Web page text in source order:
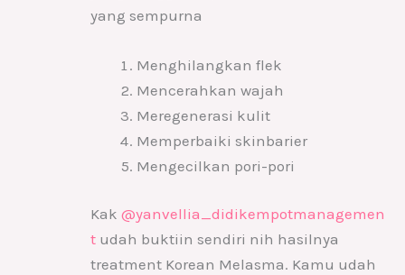
yang sempurna
Menghilangkan flek
Mencerahkan wajah
Meregenerasi kulit
Memperbaiki skinbarier
Mengecilkan pori-pori
Kak @yanvellia_didikempotmanagemen
t udah buktiin sendiri nih hasilnya
treatment Korean Melasma. Kamu udah